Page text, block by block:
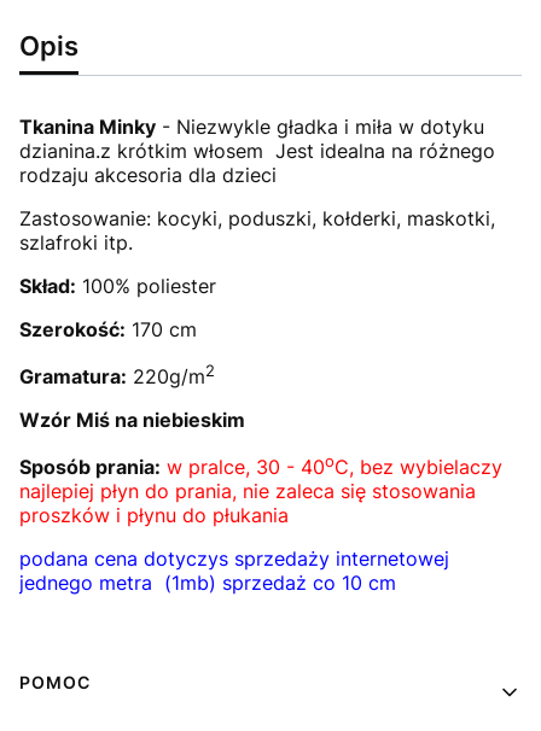
Opis
Tkanina Minky - Niezwykle gładka i miła w dotyku
dzianina.z krótkim włosem Jest idealna na różnego
rodzaju akcesoria dla dzieci
Zastosowanie: kocyki, poduszki, kołderki, maskotki,
szlafroki itp.
Skład: 100% poliester
Szerokość: 170 cm
Gramatura: 220g/m2
Wzór Miś na niebieskim
Sposób prania: w pralce, 30 - 40oC, bez wybielaczy
najlepiej płyn do prania, nie zaleca się stosowania
proszków i płynu do płukania
podana cena dotyczys sprzedaży internetowej
jednego metra (1mb) sprzedaż co 10 cm
Linki w stopce
POMOC